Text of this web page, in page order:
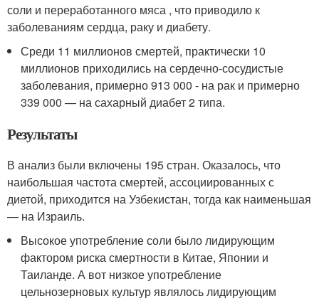
соли и переработанного мяса , что приводило к
заболеваниям сердца, раку и диабету.
Среди 11 миллионов смертей, практически 10
миллионов приходились на сердечно-сосудистые
заболевания, примерно 913 000 - на рак и примерно
339 000 — на сахарный диабет 2 типа.
Результаты
В анализ были включены 195 стран. Оказалось, что
наибольшая частота смертей, ассоциированных с
диетой, приходится на Узбекистан, тогда как наименьшая
— на Израиль.
Высокое употребление соли было лидирующим
фактором риска смертности в Китае, Японии и
Таиланде. А вот низкое употребление
цельнозерновых культур являлось лидирующим